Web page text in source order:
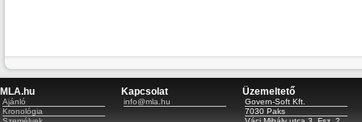
MLA.hu
Ajánló
Kronológia
Kapcsolat
info@mla.hu
Üzemeltető
Govern-Soft Kft.
7030 Paks